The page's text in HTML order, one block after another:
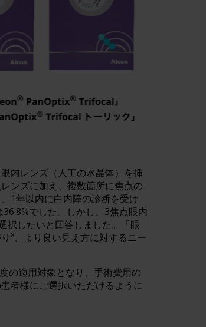
内レンズ（人工の水晶体）を挿
ンズに加え、複数箇所に焦点の
1年以内に白内障の診断を受け
でした。しかし、3焦点眼内
択したいと回答しました。「眼
8、より良い見え方に対するニー
の適用対象となり、手術費用の
者様にご選択いただけるように